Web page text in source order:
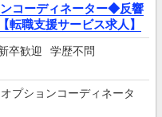
ンコーディネーター◆反響
転職支援サービス求人】
卒歓迎
学歴不問
プションコーディネータ